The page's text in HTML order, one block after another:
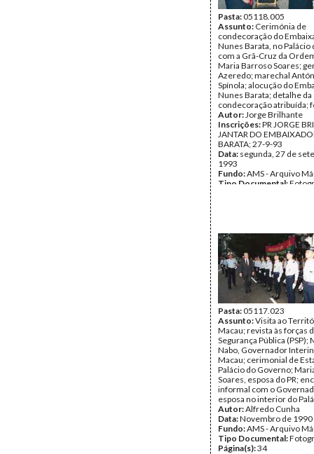
Pasta:05118.005
Assunto: Cerimónia de
condecoração do
Nunes Barata, no Palácio
com a Grã-Cruz da
Maria Barroso Soares;
Azeredo; marechal
Spínola; alocução do
Nunes Barata; detalhe da
condecoração atribuída;
Autor:Jorge Brilhante
Inscrições:PR JORGE
JANTAR DO
BARATA; 27-9-93
Data: segunda, 27 de
1993
Fundo:AMS - Arquivo
Tipo Documental:
Pasta:05117.023
Assunto:Visita ao
Macau; revista às forças
Segurança Pública (PSP);
Nabo, Governador
Macau; cerimonial de
Palácio do Governo;
Soares, esposa do PR;
informal com o
esposa no interior do
Autor:Alfredo Cunha
Data:Novembro de 1990
Fundo:AMS - Arquivo
Tipo Documental:
Página(s):34